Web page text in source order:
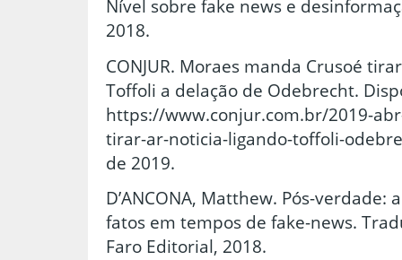
Nível sobre fake news e
2018.
CONJUR. Moraes manda Crusoé
Toffoli a delação de Odebrecht.
https://www.conjur.com.br/2019-
tirar-ar-noticia-ligando-toffoli-
de 2019.
D’ANCONA, Matthew. Pós-verdade:
fatos em tempos de fake-news.
Faro Editorial, 2018.